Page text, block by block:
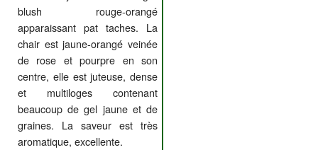
blush rouge-orangé
apparaissant pat taches. La
chair est jaune-orangé veinée
de rose et pourpre en son
centre, elle est juteuse, dense
et multiloges contenant
beaucoup de gel jaune et de
graines. La saveur est très
aromatique, excellente.